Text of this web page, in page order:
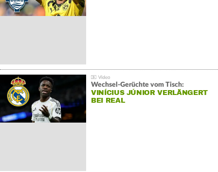
Wechsel-Gerüchte vom Tisch:
VINÍCIUS JÚNIOR VERLÄNGERT
BEI REAL